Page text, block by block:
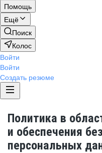
Помощь
Ещё
Поиск
Колос
Войти
Войти
Создать резюме
Политика в
и обеспечения
персональных